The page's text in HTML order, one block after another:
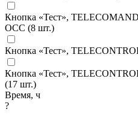
Кнопка «Тест»,
OCC (8 шт.)
Кнопка «Тест»,
Кнопка «Тест»,
(17 шт.)
Время, ч
?